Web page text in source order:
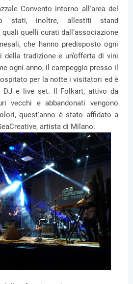
Convento intorno all'area del
stati, inoltre, allestiti stand
quelli curati dall’associazione
che hanno predisposto ogni
tradizione e un’offerta di vini
ogni anno, il campeggio presso il
per la notte i visitatori ed è
DJ e live set. Il Folkart, attivo da
vecchi e abbandonati vengono
quest'anno è stato affidato a
artista di Milano.